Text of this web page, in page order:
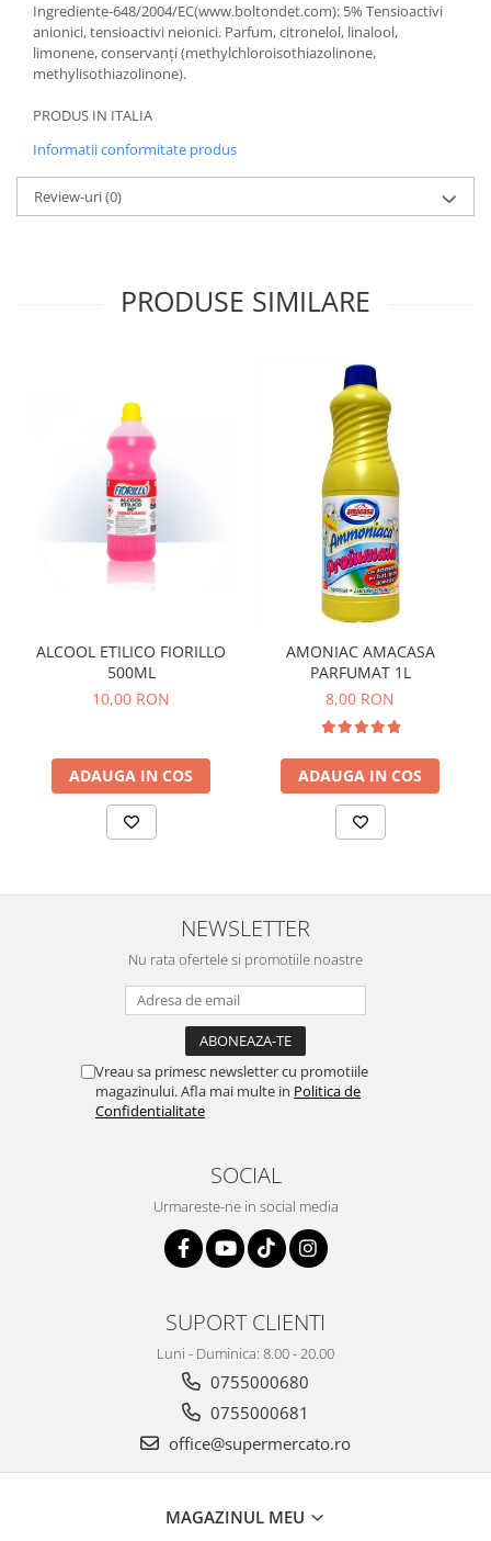
Ingrediente-648/2004/EC(www.boltondet.com): 5% Tensioactivi
anionici, tensioactivi neionici. Parfum, citronelol, linalool,
limonene, conservanți (methylchloroisothiazolinone,
methylisothiazolinone).
PRODUS IN ITALIA
Informatii conformitate produs
Review-uri(0)
PRODUSE SIMILARE
ALCOOL ETILICO FIORILLO
500ML
10,00 RON
ADAUGA IN COS
AMONIAC AMACASA
PARFUMAT 1L
8,00 RON
ADAUGA IN COS
NEWSLETTER
Nu rata ofertele si promotiile noastre
Vreau sa primesc newsletter cu promotiile
magazinului. Afla mai multe in Politica de
Confidentialitate
SOCIAL
Urmareste-ne in social media
SUPORT CLIENTI
Luni - Duminica: 8.00 - 20.00
0755000680
0755000681
office@supermercato.ro
MAGAZINUL MEU